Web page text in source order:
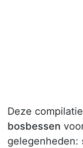
Deze
bosbessen
gelegenheden: